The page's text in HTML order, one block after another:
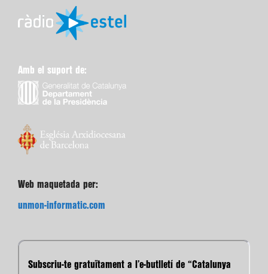
Amb el suport de:
Web maquetada per:
unmon-informatic.com
Subscriu-te gratuïtament a l’e-butlletí de “Catalunya